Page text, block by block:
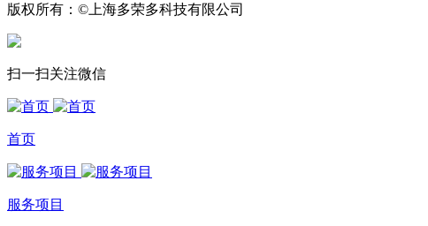
版权所有：©上海多荣多科技有限公司
扫一扫关注微信
首页
服务项目